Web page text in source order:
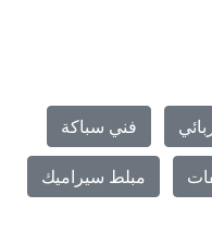
سباكة
سيراميك